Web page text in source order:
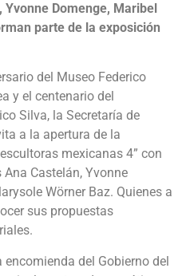
Yvonne Domenge, Maribel
parte de la exposición
del Museo Federico
y el centenario del
Silva, la Secretaría de
a la apertura de la
mexicanas 4” con
Castelán, Yvonne
Wörner Baz. Quienes a
sus propuestas
del Gobierno del